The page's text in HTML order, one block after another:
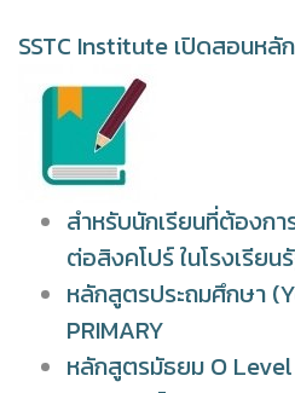
SSTC Institute เปิดสอนหลั
สำหรับนักเรียนที่ต้องกา
ต่อสิงคโปร์ ในโรงเรีย
หลักสูตรประถมศึกษา
PRIMARY
หลักสูตรมัธยม O